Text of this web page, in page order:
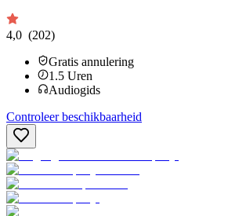
4,0 (202)
Gratis annulering
1.5 Uren
Audiogids
Controleer beschikbaarheid